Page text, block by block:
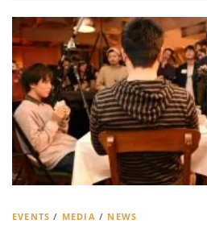
EVENTS / MEDIA / NEWS